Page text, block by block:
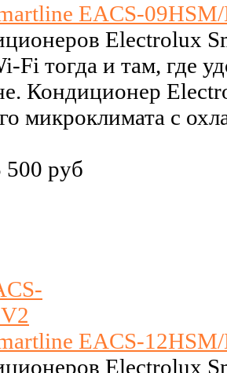
EACS-
Electrolux
Fi тогда и там, где
Кондиционер
микроклимата с
руб
EACS-
Electrolux